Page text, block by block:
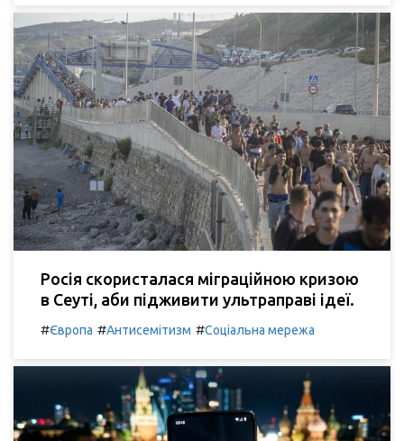
Росія скористалася міграційною кризою
в Сеуті, аби підживити ультраправі ідеї.
#Європа #Антисемітизм #Соціальна мережа